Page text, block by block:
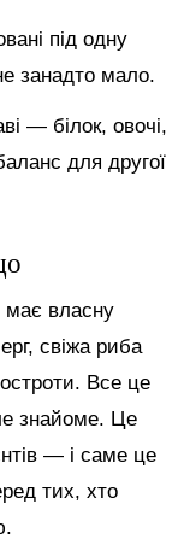
під одну
занадто мало.
— білок, овочі,
для другої
має власну
свіжа риба
Все це
знайоме. Це
— і саме це
тих, хто